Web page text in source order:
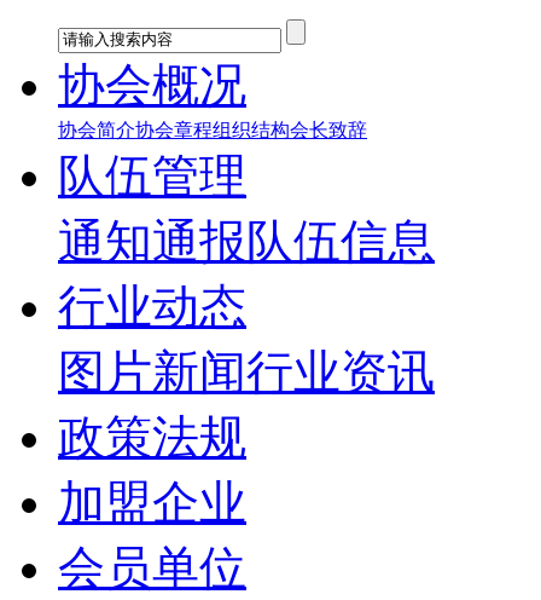
协会概况
协会简介协会章程组织结构会长致辞
队伍管理
通知通报队伍信息
行业动态
图片新闻行业资讯
政策法规
加盟企业
会员单位